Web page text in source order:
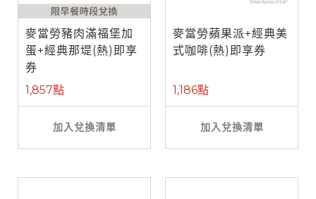
麥當勞豬肉滿福堡加
蛋+經典那堤(熱)即享
券
1,857點
加入兌換清單
麥當勞蘋果派+經典美
式咖啡(熱)即享券
1,186點
加入兌換清單